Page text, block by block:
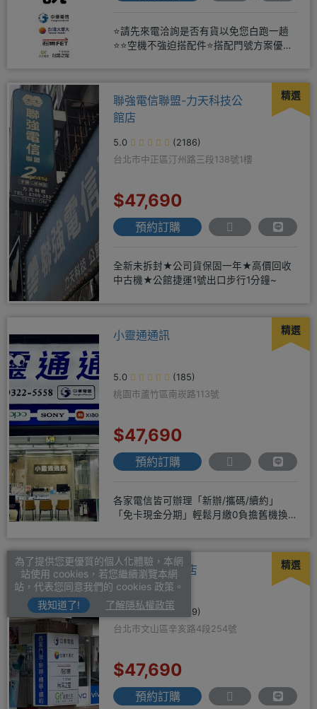
⭐請先來電洽詢是否有貨以免您白跑一趟
⭐⭐空機不強迫搭配件⭐搭配門號方案優惠
精選
聯強電信聯盟-力天科技公
館店
5.0
(2186)
台北市中正區汀州路三段138號1樓
$47,690
預約訂購
全新未拆封★公司貨保固一年★高價回收
中古機★公館捷運1號出口步行1分鐘~
精選
小靈通通訊
5.0
(185)
桃園市蘆竹區南崁路113號
$47,690
預約訂購
各家電信皆可辦理「新辦/攜碼/續約」
「免卡現金分期」輕鬆月繳0負擔舊機換
精選
揚昇通訊-文山店
4.9
(3139)
台北市文山區辛亥路4段254號
$47,690
預約訂購
為了提供您更優質的個人化體驗，本網
站使用 cookies，若您繼續瀏覽本網
站，代表您同意我們的 cookies 政策。
我知道了!
了解隱私權政策